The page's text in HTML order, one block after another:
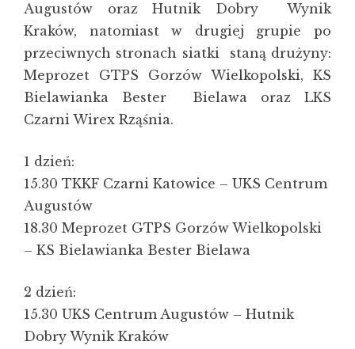
Augustów oraz Hutnik Dobry Wynik
Kraków, natomiast w drugiej grupie po
przeciwnych stronach siatki staną drużyny:
Meprozet GTPS Gorzów Wielkopolski, KS
Bielawianka Bester Bielawa oraz LKS
Czarni Wirex Rząśnia.
1 dzień:
15.30 TKKF Czarni Katowice – UKS Centrum
Augustów
18.30 Meprozet GTPS Gorzów Wielkopolski
– KS Bielawianka Bester Bielawa
2 dzień:
15.30 UKS Centrum Augustów – Hutnik
Dobry Wynik Kraków